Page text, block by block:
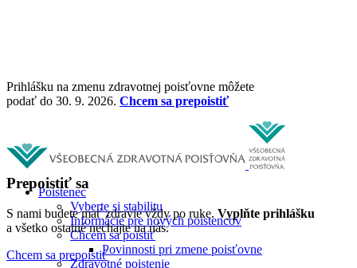
Prihlášku na zmenu zdravotnej poisťovne môžete
podať do 30. 9. 2026. Chcem sa prepoistiť
Poistenec
Vyberte si stabilitu
Informácie pre nových poistencov
Chcem sa poistiť
Povinnosti pri zmene poisťovne
Zdravotné poistenie
Prepoistiť sa
S nami budete mať zdravie vždy po ruke. Vyplňte prihlášku
a všetko ostatné nechajte na nás.
Chcem sa prepoistiť